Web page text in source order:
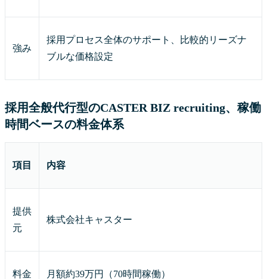
強み
採用プロセス全体のサポート、比較的リーズナ
ブルな価格設定
採用全般代行型のCASTER BIZ recruiting、稼働
時間ベースの料金体系
項目 内容
提供
元
株式会社キャスター
料金 月額約39万円（70時間稼働）